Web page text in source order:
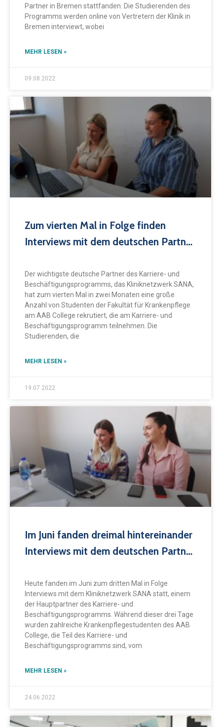
Partner in Bremen stattfanden. Die Studierenden des
Programms werden online von Vertretern der Klinik in
Bremen interviewt, wobei
MEHR LESEN »
09.08.2022
Zum vierten Mal in Folge finden
Interviews mit dem deutschen Partner
Der wichtigste deutsche Partner des Karriere- und
Beschäftigungsprogramms, das Kliniknetzwerk SANA,
hat zum vierten Mal in zwei Monaten eine große
Anzahl von Studenten der Fakultät für Krankenpflege
am AAB College rekrutiert, die am Karriere- und
Beschäftigungsprogramm teilnehmen. Die
Studierenden, die
MEHR LESEN »
19.07.2022
Im Juni fanden dreimal hintereinander
Interviews mit dem deutschen Partner
Heute fanden im Juni zum dritten Mal in Folge
Interviews mit dem Kliniknetzwerk SANA statt, einem
der Hauptpartner des Karriere- und
Beschäftigungsprogramms. Während dieser drei Tage
wurden zahlreiche Krankenpflegestudenten des AAB
College, die Teil des Karriere- und
Beschäftigungsprogramms sind, vom
MEHR LESEN »
24.06.2022